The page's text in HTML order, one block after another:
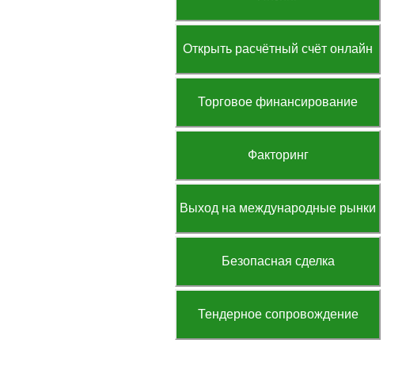
Открыть расчётный счёт онлайн
Торговое финансирование
Факторинг
Выход на международные рынки
Безопасная сделка
Тендерное сопровождение